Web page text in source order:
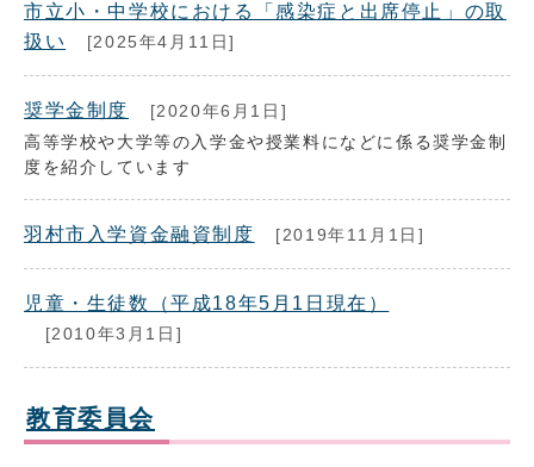
市立小・中学校における「感染症と出席停止」の取
扱い
[2025年4月11日]
奨学金制度
[2020年6月1日]
高等学校や大学等の入学金や授業料になどに係る奨学金制
度を紹介しています
羽村市入学資金融資制度 [2019年11月1日]
児童・生徒数（平成18年5月1日現在）
[2010年3月1日]
教育委員会